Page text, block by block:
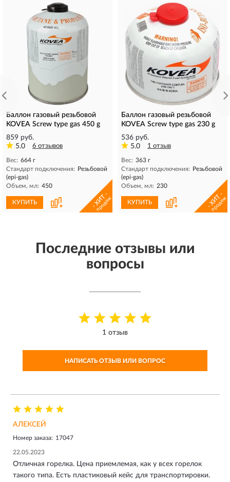
Баллон газовый резьбовой
KOVEA Screw type gas 450 g
859 руб.
5.0
6 отзывов
Вес: 664 г
Стандарт подключения: Резьбовой
(epi-gas)
Объем, мл: 450
КУПИТЬ - ХИТ -
продаж
Баллон газовый резьбовой
KOVEA Screw type gas 230 g
536 руб.
5.0
1 отзыв
Вес: 363 г
Стандарт подключения: Резьбовой
(epi-gas)
Объем, мл: 230
КУПИТЬ - ХИТ -
продаж
Последние отзывы или
вопросы
1 отзыв
НАПИСАТЬ ОТЗЫВ ИЛИ ВОПРОС
АЛЕКСЕЙ
Номер заказа: 17047
22.05.2023
Отличная горелка. Цена приемлемая, как у всех горелок
такого типа. Есть пластиковый кейс для транспортировки.